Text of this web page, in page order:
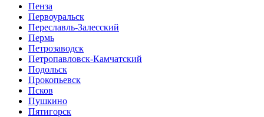
Пенза
Первоуральск
Переславль-Залесский
Пермь
Петрозаводск
Петропавловск-Камчатский
Подольск
Прокопьевск
Псков
Пушкино
Пятигорск